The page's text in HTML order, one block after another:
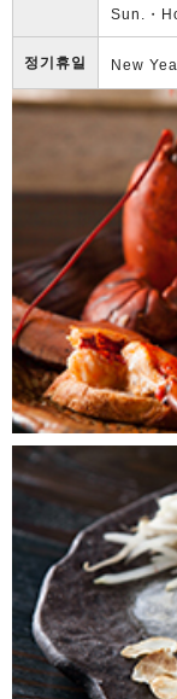
Sun.・
정기휴일 New